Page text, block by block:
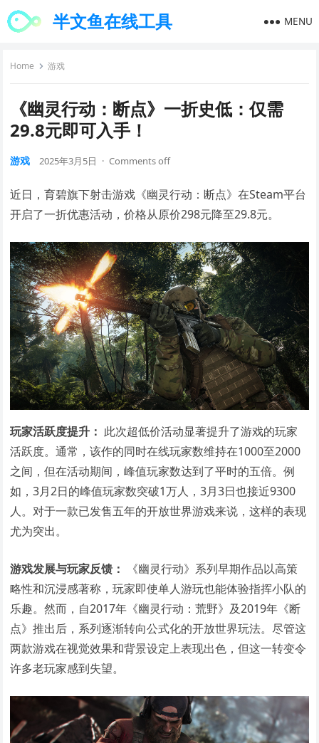
半文鱼在线工具 MENU
Home 游戏
《幽灵行动：断点》一折史低：仅需
29.8元即可入手！
游戏 2025年3月5日 · Comments off
近日，育碧旗下射击游戏《幽灵行动：断点》在Steam平台
开启了一折优惠活动，价格从原价298元降至29.8元。
玩家活跃度提升： 此次超低价活动显著提升了游戏的玩家
活跃度。通常，该作的同时在线玩家数维持在1000至2000
之间，但在活动期间，峰值玩家数达到了平时的五倍。例
如，3月2日的峰值玩家数突破1万人，3月3日也接近9300
人。对于一款已发售五年的开放世界游戏来说，这样的表现
尤为突出。
游戏发展与玩家反馈：
《幽灵行动》系列早期作品以高策
略性和沉浸感著称，玩家即使单人游玩也能体验指挥小队的
乐趣。然而，自2017年《幽灵行动：荒野》及2019年《断
点》推出后，系列逐渐转向公式化的开放世界玩法。尽管这
两款游戏在视觉效果和背景设定上表现出色，但这一转变令
许多老玩家感到失望。